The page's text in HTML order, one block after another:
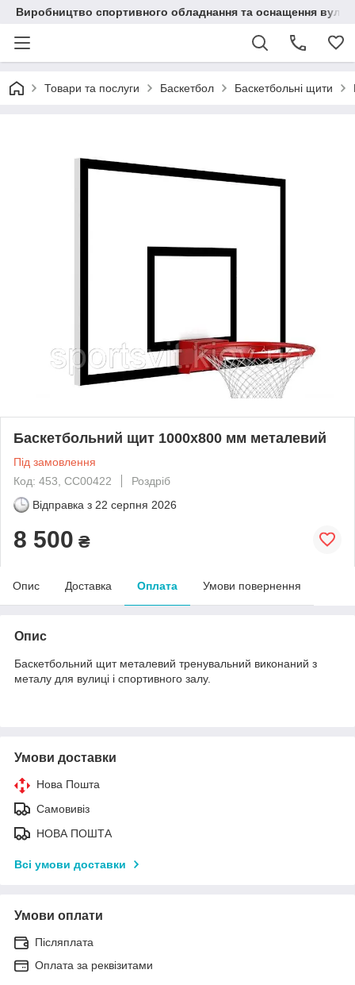
Виробництво спортивного обладнання та оснащення
Товари та послуги Баскетбол Баскетбольні щити
Баскетбольний щит 1000х800 мм металевий
Під замовлення
Код: 453, CC00422
Роздріб
Відправка з 22 серпня 2026
8 500 ₴
Опис Доставка Оплата Умови повернення
Опис
Баскетбольний щит металевий тренувальний виконаний з
металу для вулиці і спортивного залу.
Умови доставки
Нова Пошта
Самовивіз
НОВА ПОШТА
Всі умови доставки
Умови оплати
Післяплата
Оплата за реквізитами